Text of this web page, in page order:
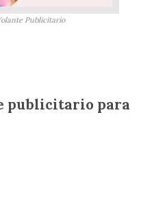
Publicitario
publicitario para